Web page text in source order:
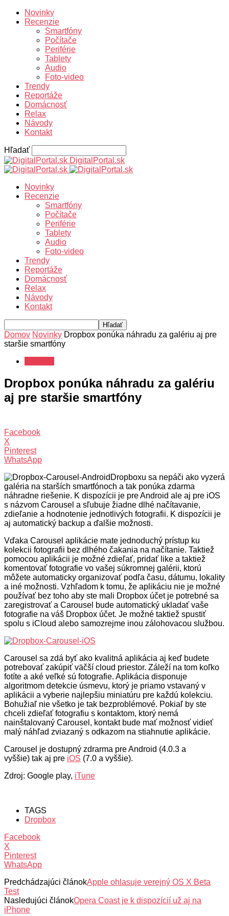
Novinky
Recenzie
Smartfóny
Počítače
Periférie
Tablety
Audio
Foto-video
Trendy
Reportáže
Domácnosť
Relax
Návody
Kontakt
Hľadať
DigitalPortal.sk
Novinky
Recenzie
Smartfóny
Počítače
Periférie
Tablety
Audio
Foto-video
Trendy
Reportáže
Domácnosť
Relax
Návody
Kontakt
Domov Novinky Dropbox ponúka náhradu za galériu aj pre
staršie smartfóny
Dropbox ponúka náhradu za galériu
aj pre staršie smartfóny
Facebook
X
Pinterest
WhatsApp
Dropboxu sa nepáči ako vyzerá
galéria na starších smartfónoch a tak ponúka zdarma
náhradne riešenie. K dispozícii je pre Android ale aj pre iOS
s názvom Carousel a sľubuje žiadne dlhé načítavanie,
zdieľanie a hodnotenie jednotlivých fotografii. K dispozícii je
aj automatický backup a ďalšie možnosti.
Vďaka Carousel aplikácie mate jednoduchý prístup ku
kolekcii fotografii bez dlhého čakania na načítanie. Taktiež
pomocou aplikácii je možné zdieľať, pridať like a taktiež
komentovať fotografie vo vašej súkromnej galérii, ktorú
môžete automaticky organizovať podľa času, dátumu, lokality
a iné možnosti. Vzhľadom k tomu, že aplikáciu nie je možné
používať bez toho aby ste mali Dropbox účet je potrebné sa
zaregistrovať a Carousel bude automatický ukladať vaše
fotografie na váš Dropbox účet. Je možné taktiež spustiť
spolu s iCloud alebo samozrejme inou zálohovacou službou.
Carousel sa zdá byť ako kvalitná aplikácia aj keď budete
potrebovať zakúpiť väčší cloud priestor. Záleží na tom koľko
fotíte a aké veľké sú fotografie. Aplikácia disponuje
algoritmom detekcie úsmevu, ktorý je priamo vstavaný v
aplikácii a vyberie najlepšiu miniatúru pre každú kolekciu.
Bohužiaľ nie všetko je tak bezproblémové. Pokiaľ by ste
chceli zdieľať fotografiu s kontaktom, ktorý nemá
nainštalovaný Carousel, kontakt bude mať možnosť vidieť
malý náhľad zviazaný s odkazom na stiahnutie aplikácie.
Carousel je dostupný zdrarma pre Android (4.0.3 a
vyššie) tak aj pre iOS (7.0 a vyššie).
Zdroj: Google play, iTune
TAGS
Dropbox
Facebook
X
Pinterest
WhatsApp
Predchádzajúci článokApple ohlasuje verejný OS X Beta
Test
Nasledujúci článokOpera Coast je k dispozícií už aj na
iPhone